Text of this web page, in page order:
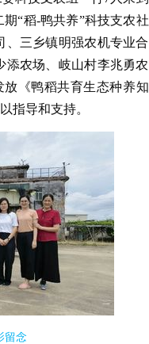
“稻-鸭共养”科技支农社
、三乡镇明强农机专业合
添农场、岐山村李兆勇农
放《鸭稻共育生态种养知
指导和支持。
留念